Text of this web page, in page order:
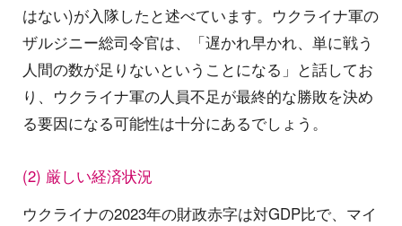
はない)が入隊したと述べています。ウクライナ軍の
ザルジニー総司令官は、「遅かれ早かれ、単に戦う
人間の数が足りないということになる」と話してお
り、ウクライナ軍の人員不足が最終的な勝敗を決め
る要因になる可能性は十分にあるでしょう。
(2) 厳しい経済状況
ウクライナの2023年の財政赤字は対GDP比で、マイ